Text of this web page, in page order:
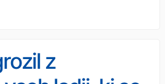
z